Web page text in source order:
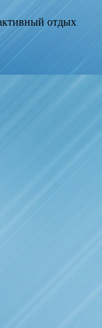
отдых